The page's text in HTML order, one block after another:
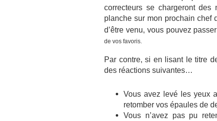
correcteurs se chargeront
planche sur mon prochain chef
d’être venu, vous pouvez
de vos favoris.
Par contre, si en lisant le titre
des réactions suivantes…
Vous avez levé les yeux
retomber vos épaules de
Vous n’avez pas pu